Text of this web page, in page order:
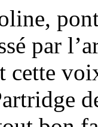
par
cette